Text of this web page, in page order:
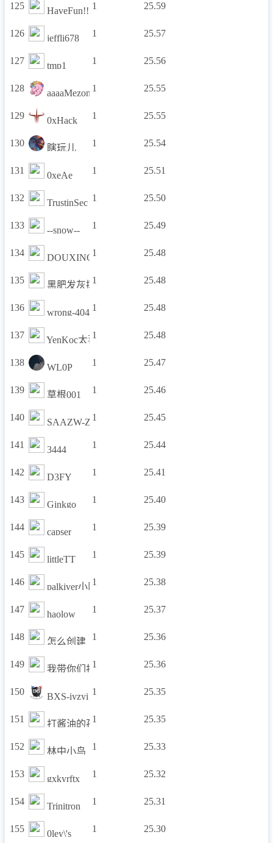
125 HaveFun!!! 1 25.59
126 jeffli678 1 25.57
127 tmp1 1 25.56
128 aaaaMezone1 25.55
129 0xHack 1 25.55
130 瞎玩儿 1 25.54
131 0xeAe 1 25.51
132 TrustinSec 1 25.50
133 --snow-- 1 25.49
134 DOUXING1 25.48
135 黑肥发灰挥
1 25.48
136 wrong-404 1 25.48
137 YenKoc太菜了
1 25.48
138 WL0P 1 25.47
139 草根001 1 25.46
140 SAAZW-ZACQ
1 25.45
141 3444 1 25.44
142 D3FY 1 25.41
143 Ginkgo 1 25.40
144 capser 1 25.39
145 littleTT 1 25.39
146 palkiver小队
1 25.38
147 haolow 1 25.37
148 怎么创建 1 25.36
149 我带你们打
1 25.36
150 BXS-iyzyi 1 25.35
151 打酱油的孩纸
1 25.35
152 林中小鸟 1 25.33
153 gxkyrftx 1 25.32
154 Trinitron 1 25.31
155 0ley\'s 1 25.30